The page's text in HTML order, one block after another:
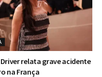
relata grave acidente
na França